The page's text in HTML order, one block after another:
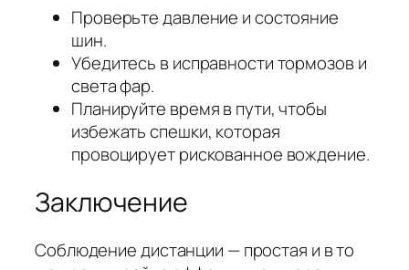
Проверьте давление и состояние
шин.
Убедитесь в исправности тормозов и
света фар.
Планируйте время в пути, чтобы
избежать спешки, которая
провоцирует рискованное вождение.
Заключение
Соблюдение дистанции — простая и в то